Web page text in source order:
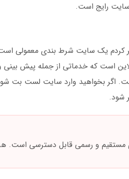
سایت رایج است.
کردم یک سایت شرط بندی معمولی است.
است که خدماتی از جمله پیش بینی
بخواهید وارد سایت لست بت
شود.
و رسمی قابل دسترسی است.